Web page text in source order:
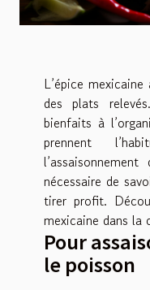
L’épice
des plats
bienfaits à
prennent
nécessaire de
tirer profit.
mexicaine dans la
Pour
le poisson